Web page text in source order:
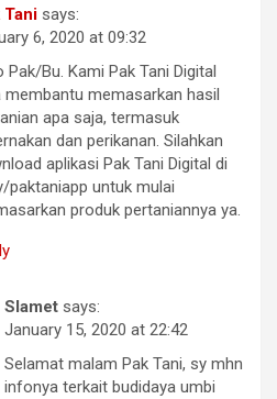
Tani says:
6, 2020 at 09:32
Pak/Bu. Kami Pak Tani Digital
membantu memasarkan hasil
apa saja, termasuk
dan perikanan. Silahkan
aplikasi Pak Tani Digital di
paktaniapp untuk mulai
produk pertaniannya ya.
Slamet says:
January 15, 2020 at 22:42
Selamat malam Pak Tani, sy mhn
infonya terkait budidaya umbi